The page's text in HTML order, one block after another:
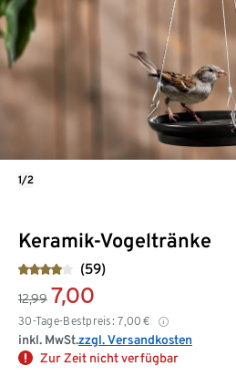
Keramik-Vogeltränke
(59)
12,99 7,00
30-Tage-Bestpreis: 7,00 €
inkl. MwSt.zzgl. Versandkosten
Zur Zeit nicht verfügbar
1/2